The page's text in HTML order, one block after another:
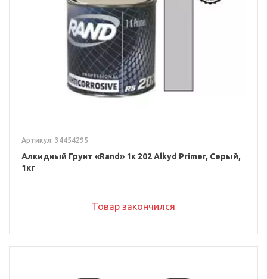
Артикул: 34454295
Алкидный Грунт «Rand» 1к 202 Alkyd Primer, Серый,
1кг
Товар закончился